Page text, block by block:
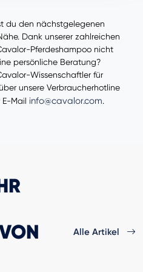
du den nächstgelegenen
Dank unserer zahlreichen
Pferdeshampoo nicht
persönliche Beratung?
Wissenschaftler für
unsere Verbraucherhotline
Mail info@cavalor.com.
Alle Artikel